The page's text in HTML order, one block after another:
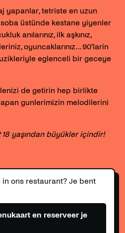
yapanlar, tetriste en uzun
üstünde kestane yiyenler
anılarınız, ilk aşkınız,
oyuncaklarınız... 90'larin
eglenceli bir geceye
de getirin hep birlikte
gunlerimizin melodilerini
18 yaşından büyükler içindir!
ons restaurant? Je bent
en reserveer je